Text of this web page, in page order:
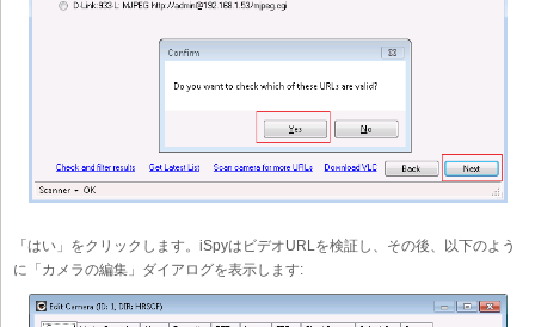
「はい」をクリックします。iSpyはビデオURLを検証し、その後、以下のよう
に「カメラの編集」ダイアログを表示します: